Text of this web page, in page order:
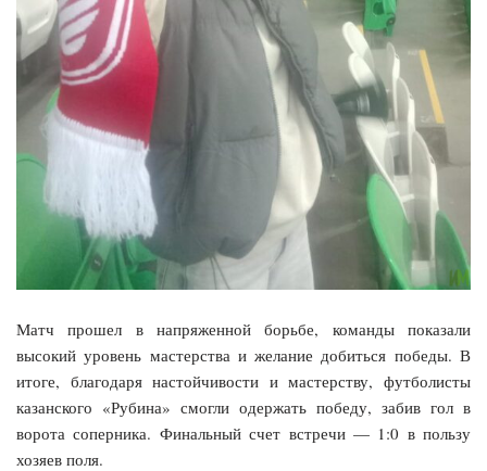
Матч прошел в напряженной борьбе, команды показали
высокий уровень мастерства и желание добиться победы. В
итоге, благодаря настойчивости и мастерству, футболисты
казанского «Рубина» смогли одержать победу, забив гол в
ворота соперника. Финальный счет встречи — 1:0 в пользу
хозяев поля.